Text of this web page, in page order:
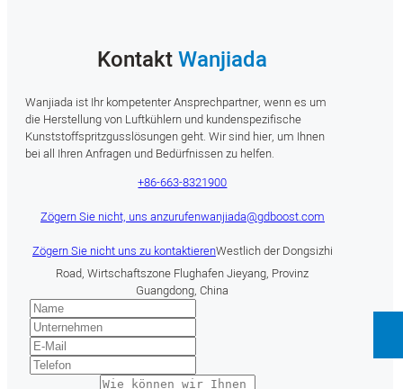
KontaktWanjiada
Wanjiada ist Ihr kompetenter Ansprechpartner, wenn es um
die Herstellung von Luftkühlern und kundenspezifische
Kunststoffspritzgusslösungen geht. Wir sind hier, um Ihnen
bei all Ihren Anfragen und Bedürfnissen zu helfen.
+86-663-8321900
Zögern Sie nicht, uns anzurufenwanjiada@gdboost.com
Zögern Sie nicht uns zu kontaktierenWestlich der Dongsizhi
Road, Wirtschaftszone Flughafen Jieyang, Provinz
Guangdong, China